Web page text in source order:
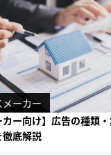
ーカー
カー向け】広告の種類
徹底解説